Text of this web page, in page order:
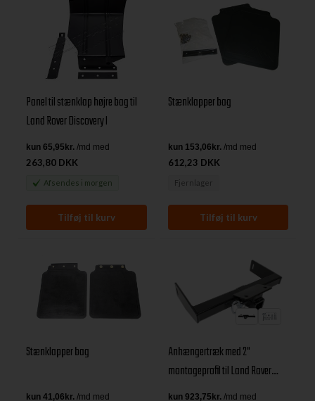
Panel til stænklap højre bag til
Land Rover Discovery I
263,80 DKK
Afsendes i morgen
Stænklapper bag
612,23 DKK
Fjernlager
Stænklapper bag
Anhængertræk med 2"
montageprofil til Land Rover
Discovery 1